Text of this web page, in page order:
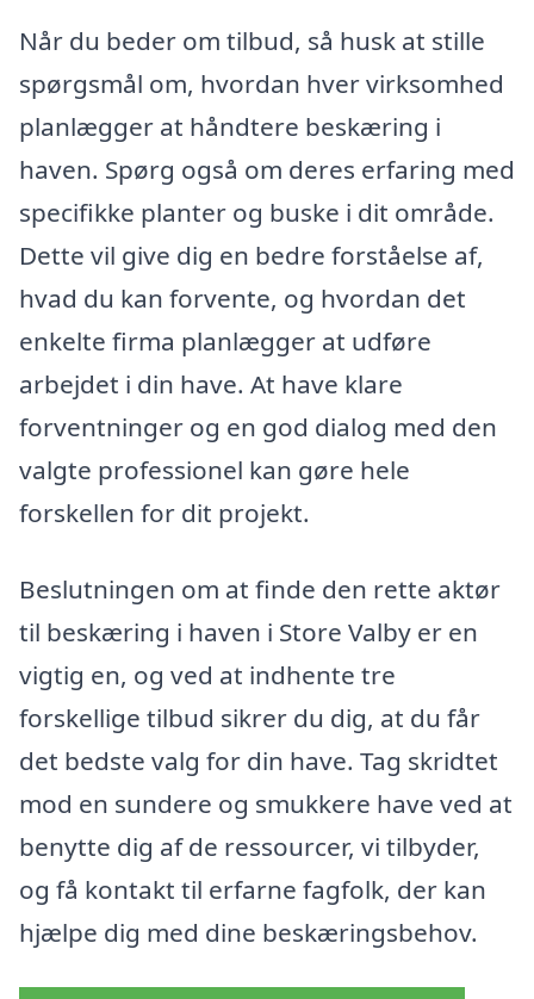
Når du beder om tilbud, så husk at stille
spørgsmål om, hvordan hver virksomhed
planlægger at håndtere beskæring i
haven. Spørg også om deres erfaring med
specifikke planter og buske i dit område.
Dette vil give dig en bedre forståelse af,
hvad du kan forvente, og hvordan det
enkelte firma planlægger at udføre
arbejdet i din have. At have klare
forventninger og en god dialog med den
valgte professionel kan gøre hele
forskellen for dit projekt.
Beslutningen om at finde den rette aktør
til beskæring i haven i Store Valby er en
vigtig en, og ved at indhente tre
forskellige tilbud sikrer du dig, at du får
det bedste valg for din have. Tag skridtet
mod en sundere og smukkere have ved at
benytte dig af de ressourcer, vi tilbyder,
og få kontakt til erfarne fagfolk, der kan
hjælpe dig med dine beskæringsbehov.